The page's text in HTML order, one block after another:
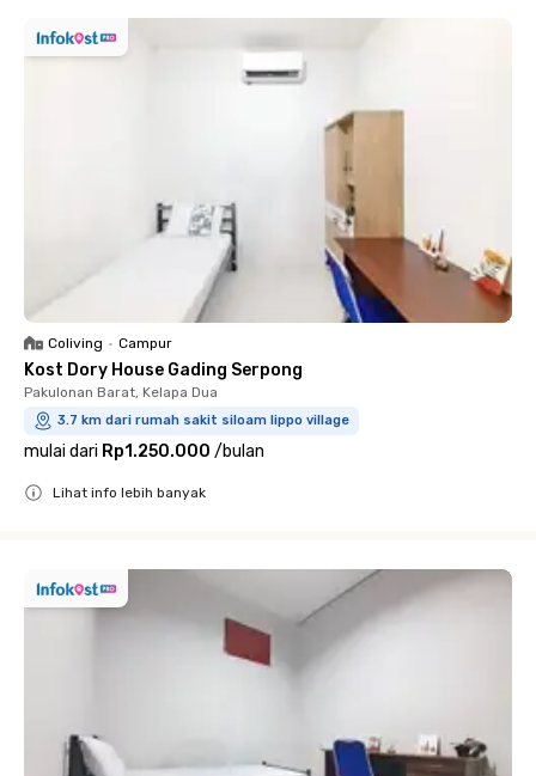
Coliving • Campur
Kost Dory House Gading Serpong
Pakulonan Barat, Kelapa Dua
3.7 km dari rumah sakit siloam lippo village
mulai dari Rp1.250.000 /bulan
Lihat info lebih banyak